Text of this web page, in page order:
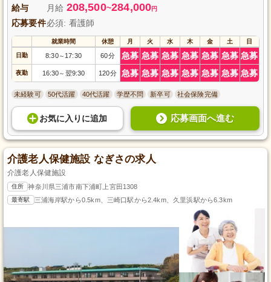
給与 月給 208,500~284,000円
応募要件必須: 看護師
就業時間 休憩 月 火 水 木 金 土 日
日勤 8:30～ 17:30 60分 急募 急募 急募 急募 急募 急募 急募
夜勤 16:30～ 翌9:30 120分 急募 急募 急募 急募 急募 急募 急募
未経験可 50代活躍 40代活躍 学歴不問 新卒可 社会保険完備
お気に入り に追加 応募画面へ進む
介護老人保健施設 なぎさの求人
介護老人保健施設
住所 神奈川県三浦市南下浦町上宮田1308
最寄駅 三浦海岸駅から0.5km、三崎口駅から2.4km、久里浜駅から6.3km